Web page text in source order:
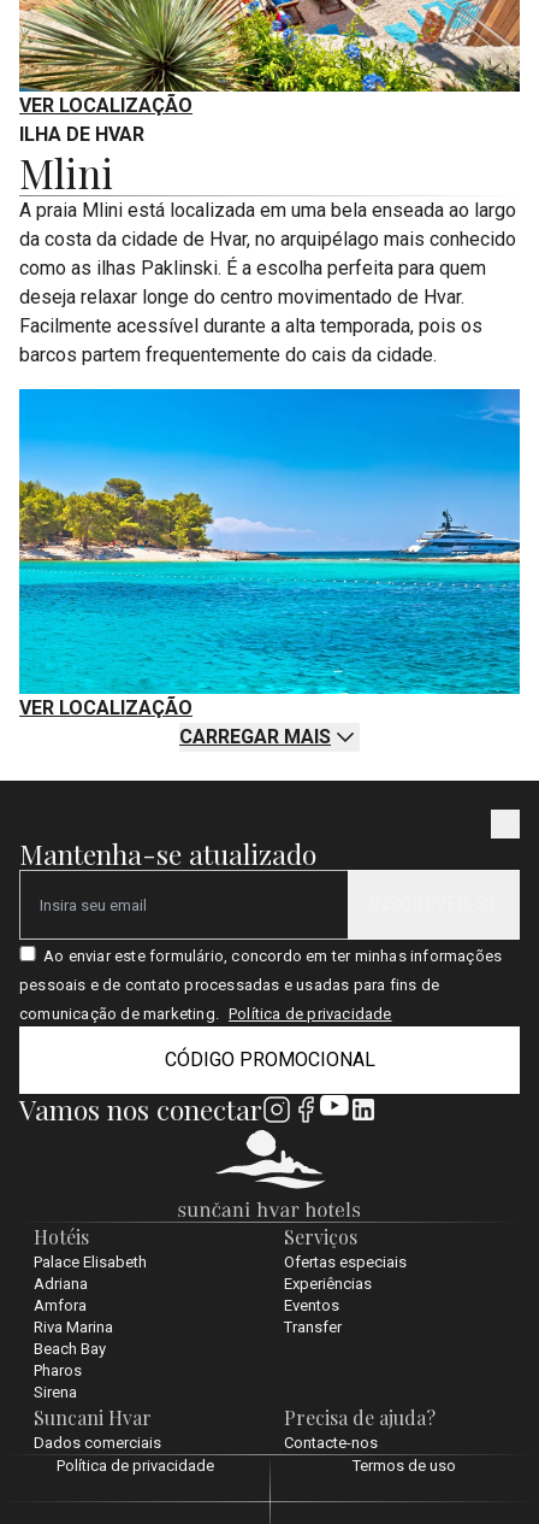
VER LOCALIZAÇÃO
ILHA DE HVAR
Mlini
A praia Mlini está localizada em uma bela enseada ao largo
da costa da cidade de Hvar, no arquipélago mais conhecido
como as ilhas Paklinski. É a escolha perfeita para quem
deseja relaxar longe do centro movimentado de Hvar.
Facilmente acessível durante a alta temporada, pois os
barcos partem frequentemente do cais da cidade.
VER LOCALIZAÇÃO
CARREGAR MAIS
Hotéis
Palace Elisabeth
Adriana
Amfora
Riva Marina
Beach Bay
Pharos
Sirena
Serviços
Ofertas especiais
Experiências
Eventos
Transfer
Suncani Hvar
Dados comerciais
Precisa de ajuda?
Contacte-nos
Mantenha-se atualizado
Email
Ao enviar este formulário, concordo em ter minhas informações
pessoais e de contato processadas e usadas para fins de
comunicação de marketing. Política de privacidade
CÓDIGO PROMOCIONAL
Vamos nos conectar
Política de privacidade Termos de uso